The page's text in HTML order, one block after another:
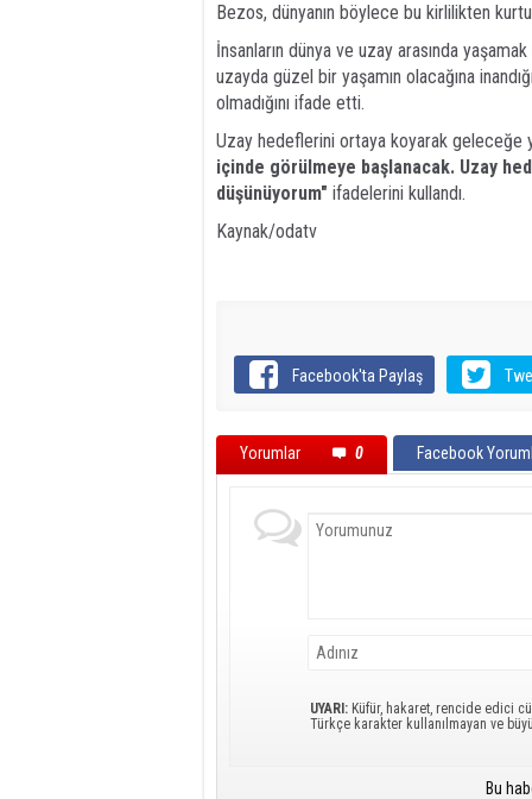
Bezos, dünyanın böylece bu kirlilikten
İnsanların dünya ve uzay arasında
uzayda güzel bir yaşamın olacağına
olmadığını ifade etti.
Uzay hedeflerini ortaya koyarak geleceğe
içinde görülmeye başlanacak. Uzay
düşünüyorum" ifadelerini kullandı.
Kaynak/odatv
Facebook'ta Paylaş
Yorumlar 0 Facebook
UYARI: Küfür, hakaret, rencide edici
Türkçe karakter kullanılmayan ve
Bu